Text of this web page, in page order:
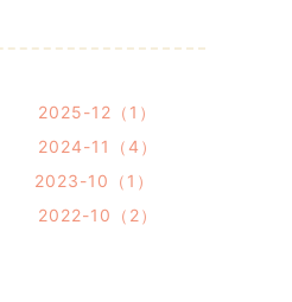
2025-12（1）
2024-11（4）
2023-10（1）
2022-10（2）